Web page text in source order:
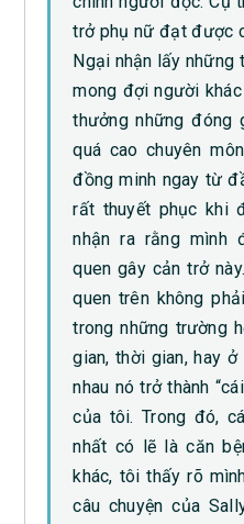
trở phụ nữ đạt được
Ngại nhận lấy những
mong đợi người
thưởng những đóng
quá cao chuyên
đồng minh ngay từ
rất thuyết phục khi
nhận ra rằng mình
quen gây cản trở
quen trên không
trong những trường
gian, thời gian, hay
nhau nó trở thành
của tôi. Trong đó,
nhất có lẽ là căn
khác, tôi thấy rõ
câu chuyện của